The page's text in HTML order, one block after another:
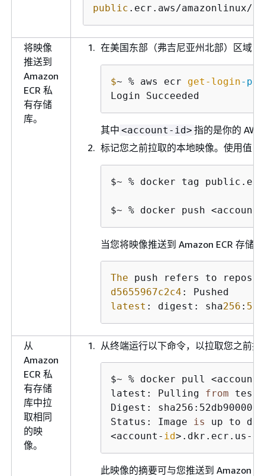
public .ecr.aws/amazonlinux/
将映像
推送到
Amazon
ECR 私
有存储
库。
在美国东部（弗吉尼亚州北部）区域（
$~ % aws ecr get-login-
Login Succeeded
其中 <account-id> 指的是你的
标记您之前拉取的本地映像。使用值
$~ % docker tag
$~ % docker push <account-
当您将映像推送到 Amazon ECR 存储
The push refers to
d5655967c2c4
latest : digest: sha256 : 52
从
Amazon
ECR 私
有存储
库中拉
取相同
的映
像。
从终端运行以下命令，以拉取您之前
$~ % docker pull <account-
latest: Pulling from
Digest:
Status: Image is
up to
<account- id>.dkr.ecr.us-
此映像的摘要可与您推送到 Amazon